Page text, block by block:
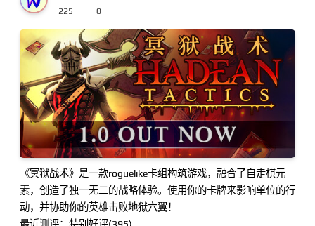
225
0
《冥狱战术》是一款roguelike卡组构筑游戏，融合了自走棋元
素，创造了独一无二的战略体验。使用你的卡牌来影响单位的行
动，并协助你的英雄击败地狱六翼！